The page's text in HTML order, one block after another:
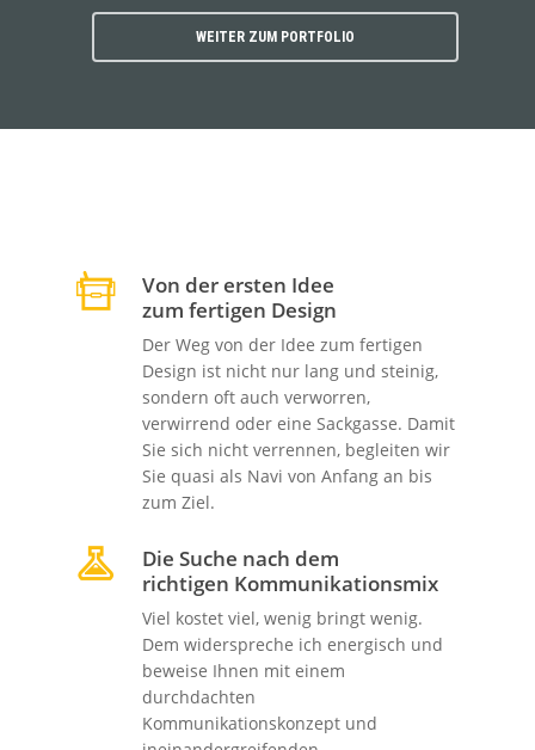
WEITER ZUM PORTFOLIO
Von der ersten Idee
zum fertigen Design
Der Weg von der Idee zum fertigen
Design ist nicht nur lang und steinig,
sondern oft auch verworren,
verwirrend oder eine Sackgasse. Damit
Sie sich nicht verrennen, begleiten wir
Sie quasi als Navi von Anfang an bis
zum Ziel.
Die Suche nach dem
richtigen Kommunikationsmix
Viel kostet viel, wenig bringt wenig.
Dem widerspreche ich energisch und
beweise Ihnen mit einem
durchdachten
Kommunikationskonzept und